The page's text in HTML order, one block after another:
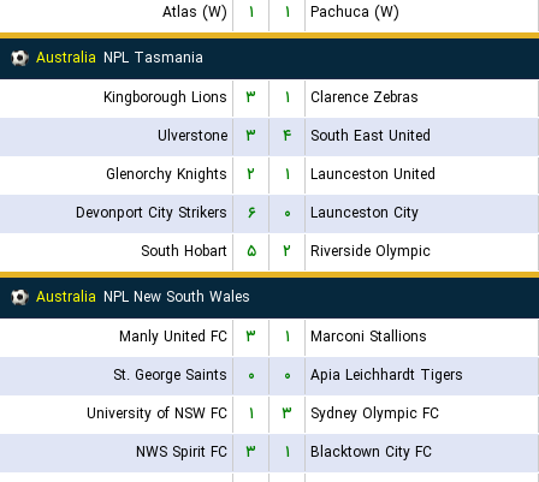
Atlas (W)
۱ ۱
Pachuca (W)
Australia NPL Tasmania
Kingborough Lions
۳ ۱
Clarence Zebras
Ulverstone
۳ ۴
South East United
Glenorchy Knights
۲ ۱
Launceston United
Devonport City Strikers
۶ ۰
Launceston City
South Hobart
۵ ۲
Riverside Olympic
Australia NPL New South Wales
Manly United FC
۳ ۱
Marconi Stallions
St. George Saints
۰ ۰
Apia Leichhardt Tigers
University of NSW FC
۱ ۳
Sydney Olympic FC
NWS Spirit FC
۳ ۱
Blacktown City FC